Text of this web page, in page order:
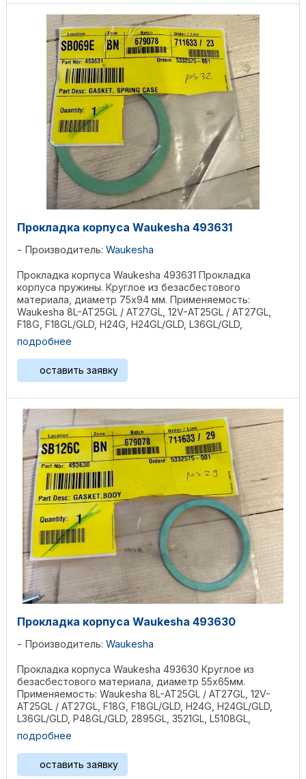
Прокладка корпуса Waukesha 493631
Производитель: Waukesha
Прокладка корпуса Waukesha 493631 Прокладка
корпуса пружины. Круглое из безасбестового
материала, диаметр 75х94 мм. Применяемость:
Waukesha 8L-AT25GL / AT27GL, 12V-AT25GL / AT27GL,
F18G, F18GL/GLD, H24G, H24GL/GLD, L36GL/GLD,
P48GL/GLD, 2895GL, ...
подробнее
оставить заявку
Прокладка корпуса Waukesha 493630
Производитель: Waukesha
Прокладка корпуса Waukesha 493630 Круглое из
безасбестового материала, диаметр 55х65мм.
Применяемость: Waukesha 8L-AT25GL / AT27GL, 12V-
AT25GL / AT27GL, F18G, F18GL/GLD, H24G, H24GL/GLD,
L36GL/GLD, P48GL/GLD, 2895GL, 3521GL, L5108GL,
L5790GL, ...
подробнее
оставить заявку